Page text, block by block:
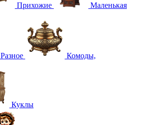
Прихожие
Маленькая
Разное
Комоды,
Куклы